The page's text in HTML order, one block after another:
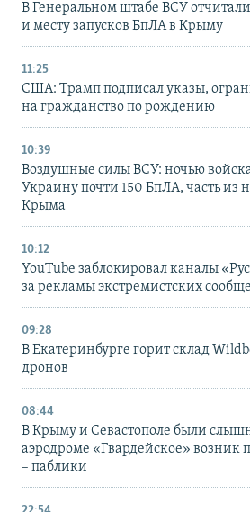
В Генеральном штабе ВСУ
и месту запусков БпЛА в Крыму
11:25
США: Трамп подписал указы,
на гражданство по рождению
10:39
Воздушные силы ВСУ: ночью
Украину почти 150 БпЛА, часть из
Крыма
10:12
YouTube заблокировал каналы
за рекламы экстремистских
09:28
В Екатеринбурге горит склад
дронов
08:44
В Крыму и Севастополе были
аэродроме «Гвардейское» возник
– паблики